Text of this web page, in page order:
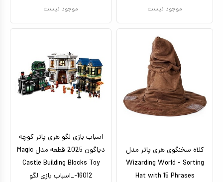
موجود نیست موجود نیست
کلاه سخنگوی هری پاتر مدل
Wizarding World - Sorting
Hat with 15 Phrases
اسباب بازی لگو هری پاتر کوچه
دیاگون 2025 قطعه مدل Magic
Castle Building Blocks Toy
-16012_اسباب بازی لگو